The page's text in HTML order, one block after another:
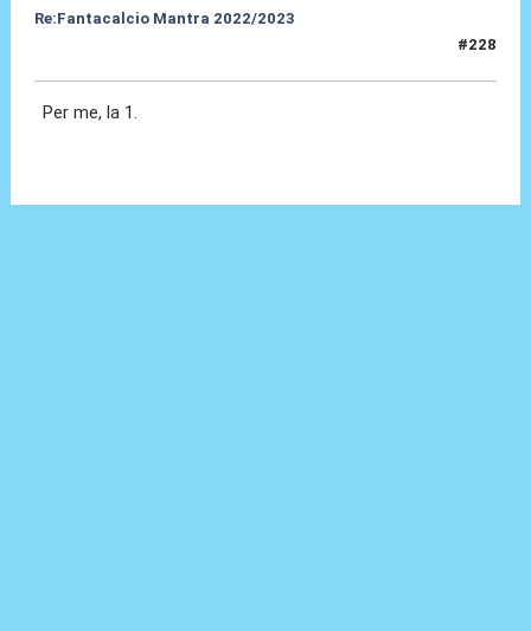
Re:Fantacalcio Mantra 2022/2023
#228
Per me, la 1.